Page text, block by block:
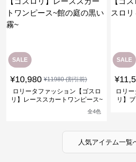
SALE
¥10,980 ¥11980(割引前)
ロリータファッション【ゴスロ
リ】レーススカートワンピース~
全4色
SALE
¥
ロリ
リ】
人気アイテム一覧